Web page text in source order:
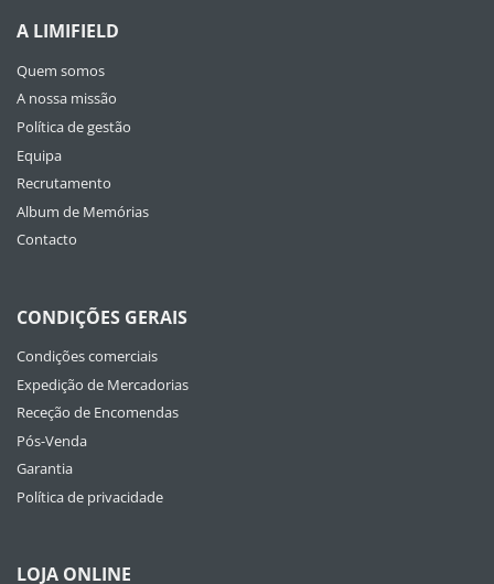
A LIMIFIELD
Quem somos
A nossa missão
Política de gestão
Equipa
Recrutamento
Album de Memórias
Contacto
CONDIÇÕES GERAIS
Condições comerciais
Expedição de Mercadorias
Receção de Encomendas
Pós-Venda
Garantia
Política de privacidade
LOJA ONLINE